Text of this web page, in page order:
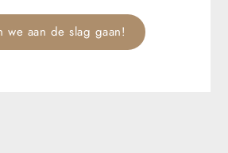
we aan de slag gaan!